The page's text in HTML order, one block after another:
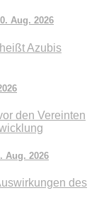
Aug. 2026
Azubis
den Vereinten
Aug. 2026
des